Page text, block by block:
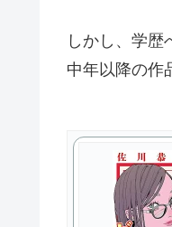
しかし、学歴
中年以降の作